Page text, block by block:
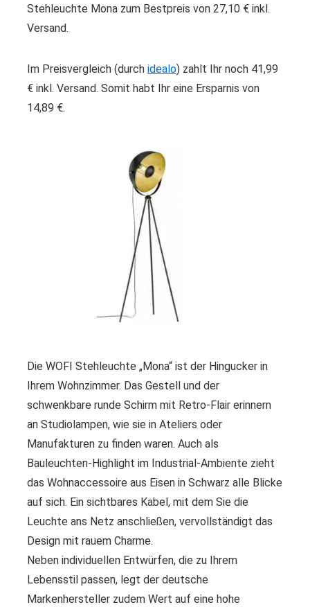
Stehleuchte Mona zum Bestpreis von 27,10 € inkl.
Versand.
Im Preisvergleich (durch idealo) zahlt Ihr noch 41,99
€ inkl. Versand. Somit habt Ihr eine Ersparnis von
14,89 €.
Die WOFI Stehleuchte „Mona“ ist der Hingucker in
Ihrem Wohnzimmer. Das Gestell und der
schwenkbare runde Schirm mit Retro-Flair erinnern
an Studiolampen, wie sie in Ateliers oder
Manufakturen zu finden waren. Auch als
Bauleuchten-Highlight im Industrial-Ambiente zieht
das Wohnaccessoire aus Eisen in Schwarz alle Blicke
auf sich. Ein sichtbares Kabel, mit dem Sie die
Leuchte ans Netz anschließen, vervollständigt das
Design mit rauem Charme.
Neben individuellen Entwürfen, die zu Ihrem
Lebensstil passen, legt der deutsche
Markenhersteller zudem Wert auf eine hohe